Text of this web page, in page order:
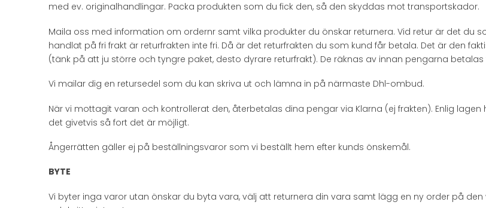
med ev. originalhandlingar. Packa produkten som du fick den, så den skyddas mot transportskador.
Maila oss med information om ordernr samt vilka produkter du önskar returnera. Vid retur är det du
handlat på fri frakt är returfrakten inte fri. Då är det returfrakten du som kund får betala. Det är den
(tänk på att ju större och tyngre paket, desto dyrare returfrakt). De räknas av innan pengarna betalas
Vi mailar dig en retursedel som du kan skriva ut och lämna in på närmaste Dhl-ombud.
När vi mottagit varan och kontrollerat den, återbetalas dina pengar via Klarna (ej frakten). Enlig
det givetvis så fort det är möjligt.
Ångerrätten gäller ej på beställningsvaror som vi beställt hem efter kunds önskemål.
BYTE
Vi byter inga varor utan önskar du byta vara, välj att returnera din vara samt lägg en ny order på